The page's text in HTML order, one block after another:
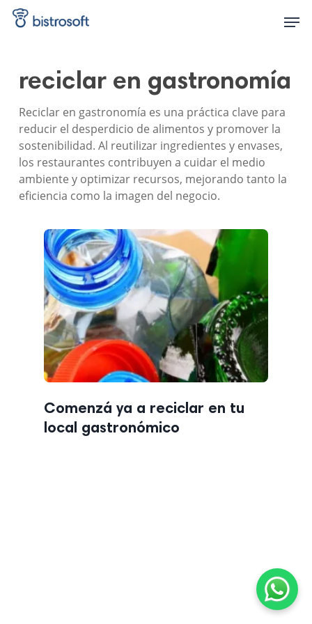
Skip
reciclar en gastronomía
Reciclar en gastronomía es una práctica clave para
reducir el desperdicio de alimentos y promover la
sostenibilidad. Al reutilizar ingredientes y envases,
los restaurantes contribuyen a cuidar el medio
ambiente y optimizar recursos, mejorando tanto la
eficiencia como la imagen del negocio.
Comenzá ya a reciclar en tu
local gastronómico